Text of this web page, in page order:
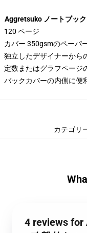
Aggretsuko ノートブッ
120 ページ
カバー 350gsmのペーパ
独立したデザイナーから
定数またはグラフページ
バックカバーの内側に便
カテゴリ
4 reviews for